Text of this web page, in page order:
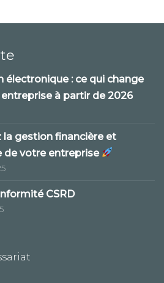
électronique : ce qui change
à partir de 2026
la gestion financière et
de votre entreprise
CSRD